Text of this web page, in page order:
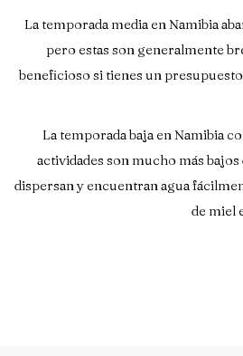
La temporada media en Namibia
pero estas son generalmente
beneficioso si tienes un
La temporada baja en Namibia
actividades son mucho más
dispersan y encuentran agua
de miel